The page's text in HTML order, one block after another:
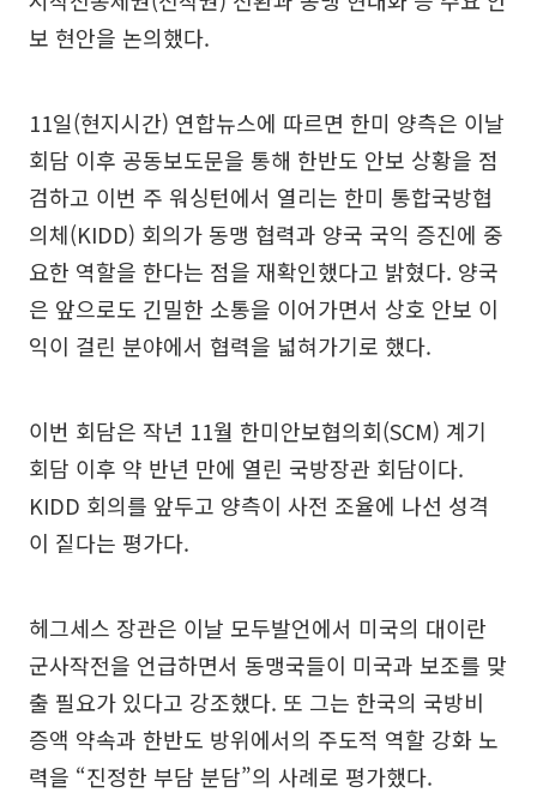
보 현안을 논의했다.
11일(현지시간) 연합뉴스에 따르면 한미 양측은 이날
회담 이후 공동보도문을 통해 한반도 안보 상황을 점
검하고 이번 주 워싱턴에서 열리는 한미 통합국방협
의체(KIDD) 회의가 동맹 협력과 양국 국익 증진에 중
요한 역할을 한다는 점을 재확인했다고 밝혔다. 양국
은 앞으로도 긴밀한 소통을 이어가면서 상호 안보 이
익이 걸린 분야에서 협력을 넓혀가기로 했다.
이번 회담은 작년 11월 한미안보협의회(SCM) 계기
회담 이후 약 반년 만에 열린 국방장관 회담이다.
KIDD 회의를 앞두고 양측이 사전 조율에 나선 성격
이 짙다는 평가다.
헤그세스 장관은 이날 모두발언에서 미국의 대이란
군사작전을 언급하면서 동맹국들이 미국과 보조를 맞
출 필요가 있다고 강조했다. 또 그는 한국의 국방비
증액 약속과 한반도 방위에서의 주도적 역할 강화 노
력을 “진정한 부담 분담”의 사례로 평가했다.